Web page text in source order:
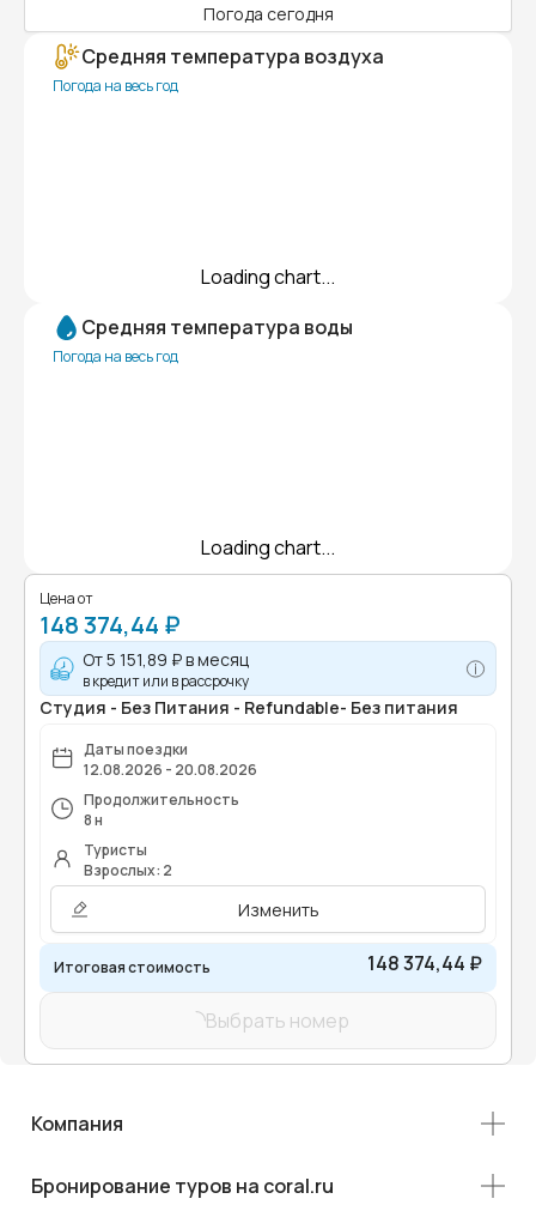
Погода сегодня
Средняя температура воздуха
Погода на весь год
Loading chart...
Средняя температура воды
Погода на весь год
Loading chart...
Цена от
148 374,44 ₽
От5 151,89 ₽в месяц
в кредит или в рассрочку
Студия - Без Питания - Refundable- Без питания
Даты поездки
12.08.2026 - 20.08.2026
Продолжительность
8 н
Туристы
Взрослых: 2
Изменить
Итоговая стоимость 148 374,44 ₽
Выбрать номер
Компания
Бронирование туров на coral.ru